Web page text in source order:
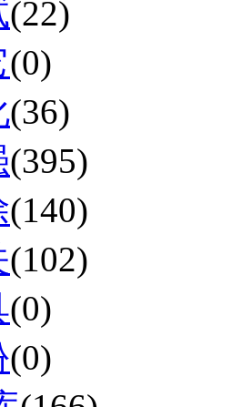
(22)
(0)
(36)
(395)
(140)
(102)
(0)
(0)